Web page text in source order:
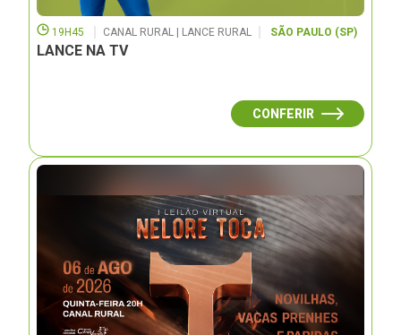
19H45 CANAL RURAL | LANCE RURAL SÃO PAULO (SP)
LANCE NA TV
CONFERIR